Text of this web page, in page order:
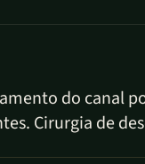
do canal
Cirurgia de